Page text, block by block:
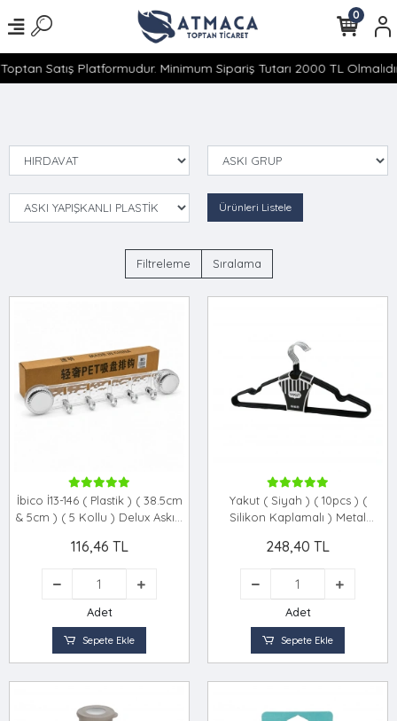
Satış Platformudur. Minimum Sipariş Tutarı 2000 TL
0
Ürünleri Listele
Filtreleme Sıralama
İbico İ13-146 ( Plastik ) ( 38.5cm
& 5cm ) ( 5 Kollu ) Delux Askısı
116,46 TL
Adet
Sepete Ekle
Yakut ( Siyah ) ( 10pcs ) (
Silikon Kaplamalı ) Metal
248,40 TL
Adet
Sepete Ekle